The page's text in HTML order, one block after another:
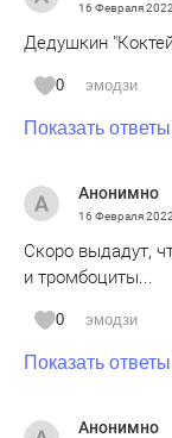
16 Февраля 2022
Дедушкин
0 эмодзи
Показать
Анонимно
16 Февраля 2022
Скоро выдадут,
и тромбоциты...
0 эмодзи
Показать
Анонимно